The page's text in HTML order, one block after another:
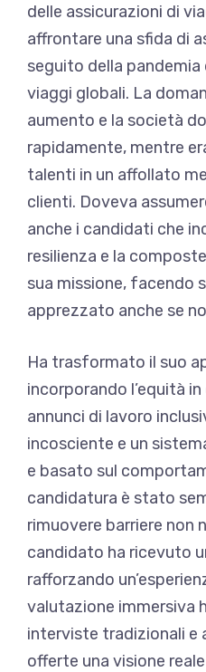
delle assicurazioni di
affrontare una sfida di
seguito della
viaggi globali. La
aumento e la società
rapidamente, mentre
talenti in un affollato
clienti. Doveva
anche i candidati che
resilienza e la
sua missione, facendo
apprezzato anche se
Ha trasformato il suo
incorporando l’equità
annunci di lavoro
incosciente e un
e basato sul
candidatura è stato
rimuovere barriere non
candidato ha ricevuto
rafforzando
valutazione immersiva
interviste tradizionali e
offerte una visione